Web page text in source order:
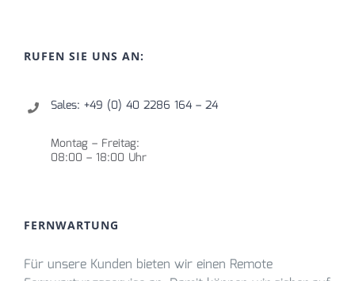
RUFEN SIE UNS AN:
Sales: +49 (0) 40 2286 164 – 24
Montag – Freitag:
08:00 – 18:00 Uhr
FERNWARTUNG
Für unsere Kunden bieten wir einen Remote